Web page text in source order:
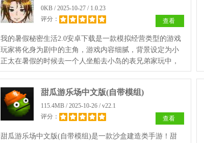
0KB / 2025-10-27 / 1.0.23
评分：
查看
我的暑假秘密生活2.0安卓下载是一款模拟经营类型的游戏
玩家将化身为剧中的主角，游戏内容细腻，背景设定为小
正太在暑假的时候去一个人坐船去小岛的表兄弟家玩中，
游戏中的日本风格大家都很熟悉。
甜瓜游乐场中文版(自带模组)
115.4MB / 2025-10-26 / v22.1
评分：
查看
甜瓜游乐场中文版(自带模组)是一款沙盒建造类手游！甜